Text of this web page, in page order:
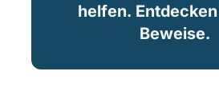
helfen.
Beweise.